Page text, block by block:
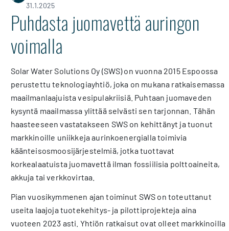
31.1.2025
Puhdasta juomavettä auringon
voimalla
Solar Water Solutions Oy (SWS) on vuonna 2015 Espoossa
perustettu teknologiayhtiö, joka on mukana ratkaisemassa
maailmanlaajuista vesipulakriisiä. Puhtaan juomaveden
kysyntä maailmassa ylittää selvästi sen tarjonnan. Tähän
haasteeseen vastatakseen SWS on kehittänyt ja tuonut
markkinoille uniikkeja aurinkoenergialla toimivia
käänteisosmoosijärjestelmiä, jotka tuottavat
korkealaatuista juomavettä ilman fossiilisia polttoaineita,
akkuja tai verkkovirtaa.
Pian vuosikymmenen ajan toiminut SWS on toteuttanut
useita laajoja tuotekehitys- ja pilottiprojekteja aina
vuoteen 2023 asti. Yhtiön ratkaisut ovat olleet markkinoilla